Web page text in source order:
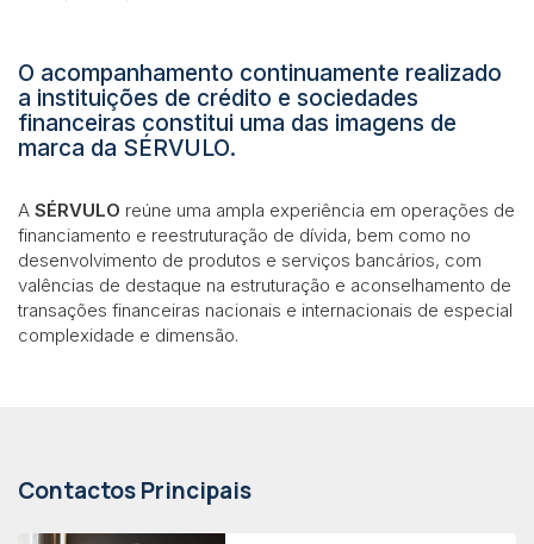
O acompanhamento continuamente realizado
a instituições de crédito e sociedades
financeiras constitui uma das imagens de
marca da SÉRVULO.
A SÉRVULO reúne uma ampla experiência em operações de
financiamento e reestruturação de dívida, bem como no
desenvolvimento de produtos e serviços bancários, com
valências de destaque na estruturação e aconselhamento de
transações financeiras nacionais e internacionais de especial
complexidade e dimensão.
Contactos Principais